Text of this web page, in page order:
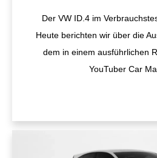
Der VW ID.4 im
Heute berichten wir über die
dem in einem ausführlichen
YouTuber Car